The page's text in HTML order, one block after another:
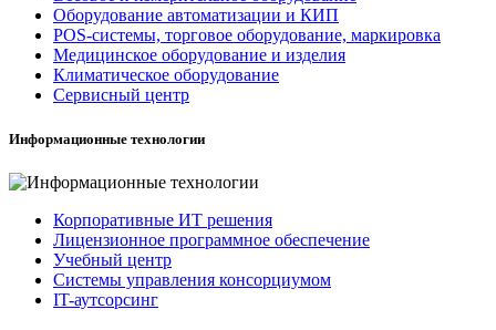
Оборудование автоматизации и КИП
POS-системы, торговое оборудование, маркировка
Медицинское оборудование и изделия
Климатическое оборудование
Сервисный центр
Информационные технологии
Корпоративные ИТ решения
Лицензионное программное обеспечение
Учебный центр
Системы управления консорциумом
IT-аутсорсинг